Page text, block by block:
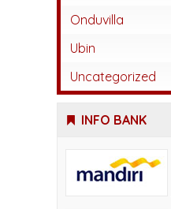
Onduvilla
Ubin
Uncategorized
INFO BANK